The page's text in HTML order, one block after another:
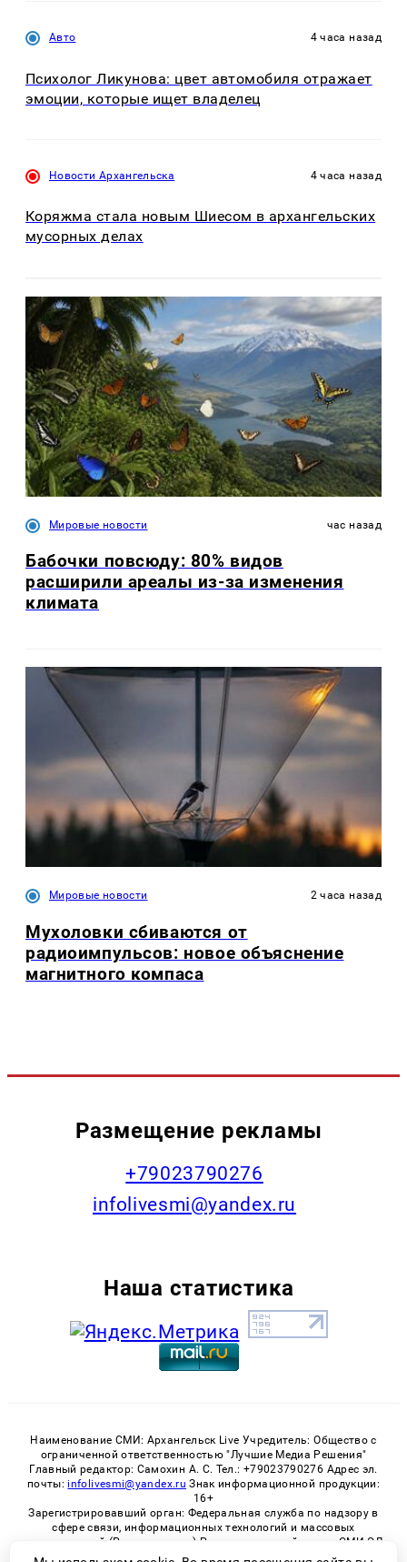
Авто 4 часа назад
Психолог Ликунова: цвет автомобиля отражает
эмоции, которые ищет владелец
Новости Архангельска 4 часа назад
Коряжма стала новым Шиесом в архангельских
мусорных делах
Мировые новости час назад
Бабочки повсюду: 80% видов
расширили ареалы из-за изменения
климата
Мировые новости 2 часа назад
Мухоловки сбиваются от
радиоимпульсов: новое объяснение
магнитного компаса
Размещение рекламы
+79023790276
infolivesmi@yandex.ru
Наша статистика
Наименование СМИ: Архангельск Live Учредитель: Общество с
ограниченной ответственностью "Лучшие Медиа Решения"
Главный редактор: Самохин А. С. Тел.: +79023790276 Адрес эл.
почты: infolivesmi@yandex.ru Знак информационной продукции:
16+
Зарегистрировавший орган: Федеральная служба по надзору в
сфере связи, информационных технологий и массовых
коммуникаций (Роскомнадзор) Регистрационный номер СМИ ЭЛ
№ ФС 77 - 82533 от 21.01.2022